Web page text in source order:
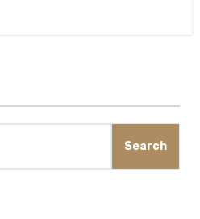
Search